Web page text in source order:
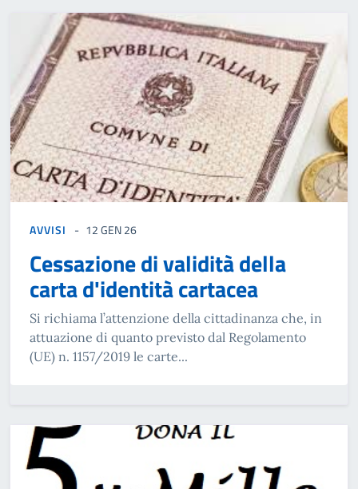
AVVISI 12 GEN 26
Cessazione di validità della
carta d'identità cartacea
Si richiama l’attenzione della cittadinanza che, in
attuazione di quanto previsto dal Regolamento
(UE) n. 1157/2019 le carte...